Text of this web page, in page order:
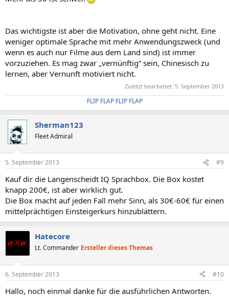
Das wichtigste ist aber die Motivation, ohne geht nicht. Eine
weniger optimale Sprache mit mehr Anwendungszweck (und
wenn es auch nur Filme aus dem Land sind) ist immer
vorzuziehen. Es mag zwar „vernünftig“ sein, Chinesisch zu
lernen, aber Vernunft motiviert nicht.
Zuletzt bearbeitet: 5. September 2013
FLIP FLAP FLIP FLAP
Sherman123
Fleet Admiral
5. September 2013 #9
Kauf dir die Langenscheidt IQ Sprachbox. Die Box kostet
knapp 200€, ist aber wirklich gut.
Die Box macht auf jeden Fall mehr Sinn, als 30€-60€ für einen
mittelprächtigen Einsteigerkurs hinzublättern.
Hatecore
Lt. Commander Ersteller dieses Themas
6. September 2013 #10
Hallo, noch einmal danke für die ausführlichen Antworten.